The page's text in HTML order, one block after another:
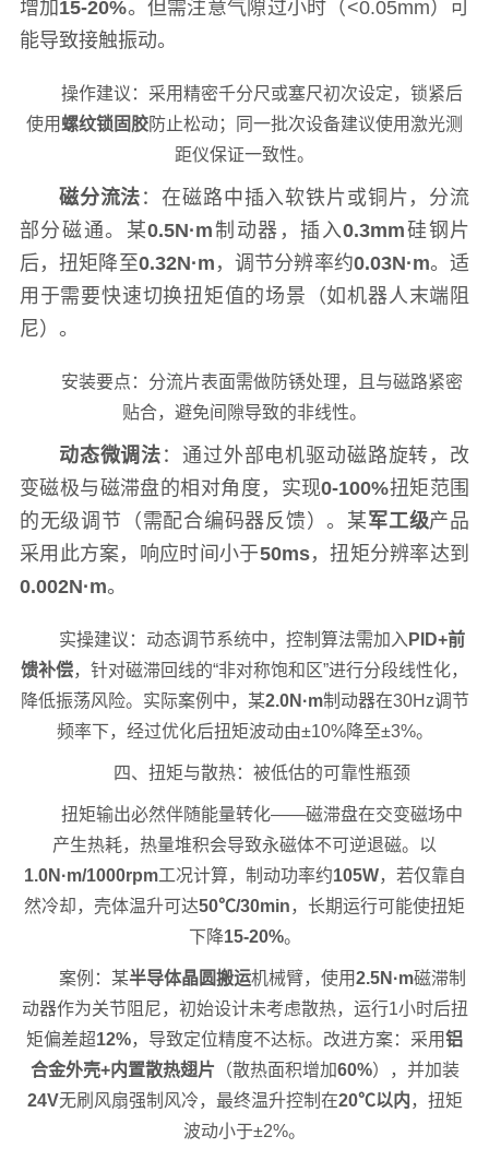
增加 15-20%。但需注意气隙过小时（<0.05mm）可
能导致接触振动。
操作建议：采用精密千分尺或塞尺初次设定，锁紧后
使用螺纹锁固胶防止松动；同一批次设备建议使用激光测
距仪保证一致性。
磁分流法 ：在磁路中插入软铁片或铜片，分流
部分磁通。某0.5N·m制动器，插入0.3mm硅钢片
后，扭矩降至0.32N·m ，调节分辨率约0.03N·m。适
用于需要快速切换扭矩值的场景（如机器人末端阻
尼）。
安装要点：分流片表面需做防锈处理，且与磁路紧密
贴合，避免间隙导致的非线性。
动态微调法 ：通过外部电机驱动磁路旋转，改
变磁极与磁滞盘的相对角度，实现0-100%扭矩范围
的无级调节（需配合编码器反馈）。某军工级产品
采用此方案，响应时间小于50ms，扭矩分辨率达到
0.002N·m。
实操建议：动态调节系统中，控制算法需加入 PID+前
馈补偿，针对磁滞回线的“非对称饱和区”进行分段线性化，
降低振荡风险。实际案例中，某2.0N·m制动器在30Hz调节
频率下，经过优化后扭矩波动由±10%降至±3%。
四、扭矩与散热：被低估的可靠性瓶颈
扭矩输出必然伴随能量转化——磁滞盘在交变磁场中
产生热耗，热量堆积会导致永磁体不可逆退磁。以
1.0N·m/1000rpm工况计算，制动功率约105W，若仅靠自
然冷却，壳体温升可达50℃/30min ，长期运行可能使扭矩
下降15-20%。
案例：某半导体晶圆搬运机械臂，使用2.5N·m磁滞制
动器作为关节阻尼，初始设计未考虑散热，运行1小时后扭
矩偏差超12%，导致定位精度不达标。改进方案：采用铝
合金外壳+内置散热翅片 （散热面积增加60%），并加装
24V无刷风扇强制风冷，最终温升控制在20℃以内 ，扭矩
波动小于±2%。